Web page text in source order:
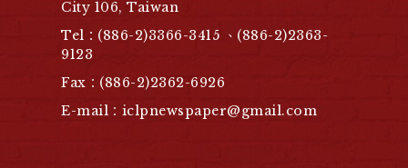
City 106, Taiwan
Tel：(886-2)3366-3415 、(886-2)2363-
9123
Fax：(886-2)2362-6926
E-mail：iclpnewspaper@gmail.com